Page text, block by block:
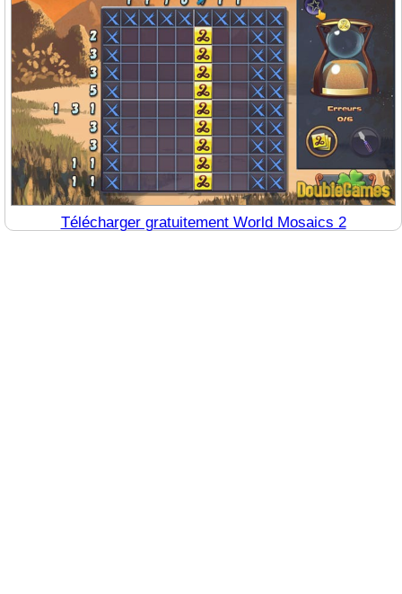
Télécharger gratuitement World Mosaics 2